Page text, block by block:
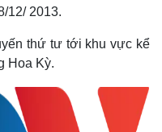
12/ 2013.
thứ tư tới khu vực kể
Hoa Kỳ.